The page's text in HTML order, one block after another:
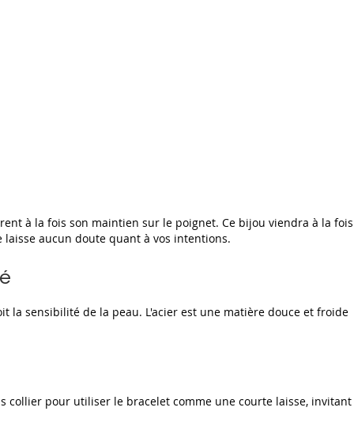
à la fois son maintien sur le poignet. Ce bijou viendra à la fois
aucun doute quant à vos intentions.
la sensibilité de la peau. L'acier est une matière douce et froide
collier pour utiliser le bracelet comme une courte laisse, invitant